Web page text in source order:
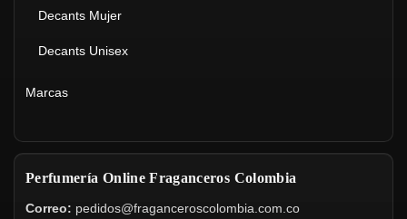
Decants Mujer
Decants Unisex
Marcas
Perfumería Online Fraganceros Colombia
Correo: pedidos@fraganceroscolombia.com.co